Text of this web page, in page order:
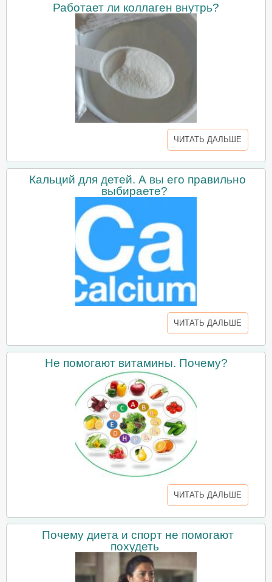
Работает ли коллаген внутрь?
ЧИТАТЬ ДАЛЬШЕ
Кальций для детей. А вы его правильно
выбираете?
ЧИТАТЬ ДАЛЬШЕ
Не помогают витамины. Почему?
ЧИТАТЬ ДАЛЬШЕ
Почему диета и спорт не помогают
похудеть